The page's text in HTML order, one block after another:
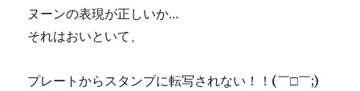
ヌーンの表現が正しいか…
それはおいといて、
プレートからスタンプに転写されない！！(￣□￣;)